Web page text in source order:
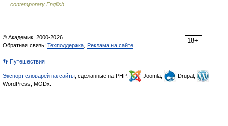
contemporary English
18+
© Академик, 2000-2026
Обратная связь: Техподдержка Реклама на сайте
👣 Путешествия
Экспорт словарей на сайты , сделанные на PHP, Joomla,
Drupal,
WordPress, MODx.